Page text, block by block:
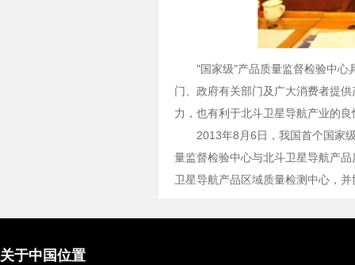
"国家级"产品质量监督检验中心
门、政府有关部门及广大消费者提
力，也有利于北斗卫星导航产业的良
2013年8月6日，我国首个国家
量监督检验中心与北斗卫星导航产
卫星导航产品区域质量检测中心，
关于中国位置